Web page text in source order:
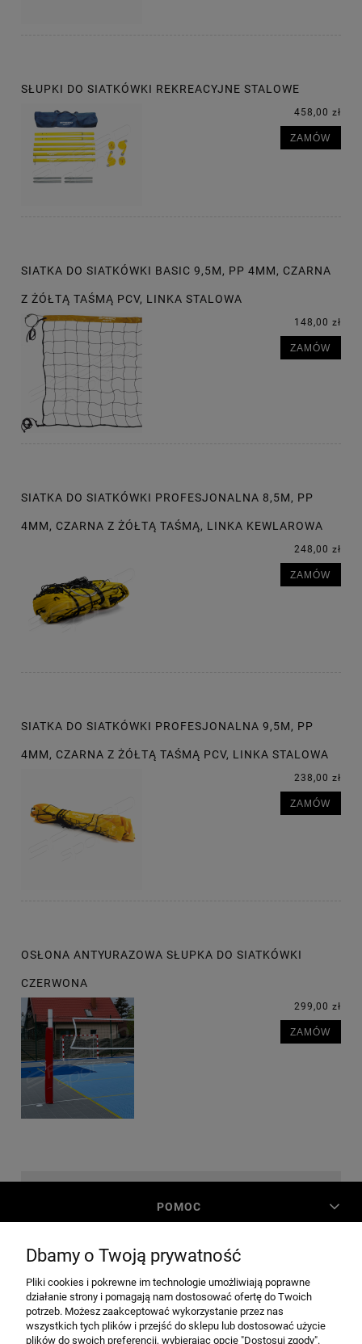
SŁUPKI DO SIATKÓWKI REKREACYJNE STALOWE
458,00 zł
ZAMÓW
SIATKA DO SIATKÓWKI BASIC 9,5M, PP 4MM, CZARNA
Z ŻÓŁTĄ TAŚMĄ PCV, LINKA STALOWA
148,00 zł
ZAMÓW
SIATKA DO SIATKÓWKI PROFESJONALNA 8,5M, PP
4MM, CZARNA Z ŻÓŁTĄ TAŚMĄ, LINKA KEWLAROWA
248,00 zł
ZAMÓW
SIATKA DO SIATKÓWKI PROFESJONALNA 9,5M, PP
4MM, CZARNA Z ŻÓŁTĄ TAŚMĄ PCV, LINKA STALOWA
238,00 zł
ZAMÓW
OSŁONA ANTYURAZOWA SŁUPKA DO SIATKÓWKI
CZERWONA
299,00 zł
ZAMÓW
POMOC
MOJE KONTO
PŁATNOŚCI I DOSTAWA
Dbamy o Twoją prywatność
Pliki cookies i pokrewne im technologie umożliwiają poprawne
działanie strony i pomagają nam dostosować ofertę do Twoich
potrzeb. Możesz zaakceptować wykorzystanie przez nas
wszystkich tych plików i przejść do sklepu lub dostosować użycie
plików do swoich preferencji, wybierając opcję "Dostosuj zgody".